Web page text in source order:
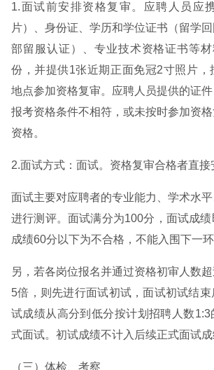
1.面试前安排资格复审。应聘人员应
片）、身份证、学历和学位证书（留学
部留服认证）、专业技术资格证书等
份，并提供1张近期正面免冠2寸照片，
地点参加资格复审。应聘人员提供的证
报考资格条件不相符，或未按时参加资
资格。
2.面试方式：面试。资格复审合格者直接
面试主要对应聘者的专业能力、学术水
进行测评。面试满分为100分，面试成
成绩60分以下为不合格，不能入围下一环
另，若各岗位报名并通过资格初审人数
5倍，则先进行面试初试，面试初试结
试成绩从高分到低分按计划招聘人数1:3
式面试。初试成绩不计入后续正式面试成
（三）体检、考察